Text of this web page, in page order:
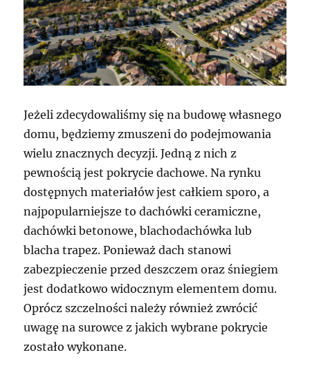
Jeżeli zdecydowaliśmy się na budowę własnego
domu, będziemy zmuszeni do podejmowania
wielu znacznych decyzji. Jedną z nich z
pewnością jest pokrycie dachowe. Na rynku
dostępnych materiałów jest całkiem sporo, a
najpopularniejsze to dachówki ceramiczne,
dachówki betonowe, blachodachówka lub
blacha trapez. Ponieważ dach stanowi
zabezpieczenie przed deszczem oraz śniegiem
jest dodatkowo widocznym elementem domu.
Oprócz szczelności należy również zwrócić
uwagę na surowce z jakich wybrane pokrycie
zostało wykonane.